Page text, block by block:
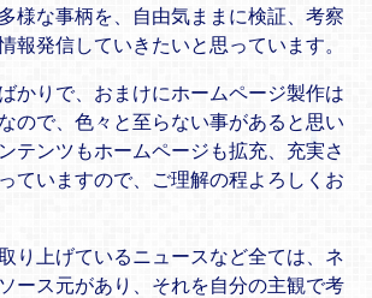
様な事柄を、自由気ままに検証、考察
報発信していきたいと思っています。
かりで、おまけにホームページ製作は
ので、色々と至らない事があると思い
テンツもホームページも拡充、充実さ
ていますので、ご理解の程よろしくお
り上げているニュースなど全ては、ネ
ース元があり、それを自分の主観で考